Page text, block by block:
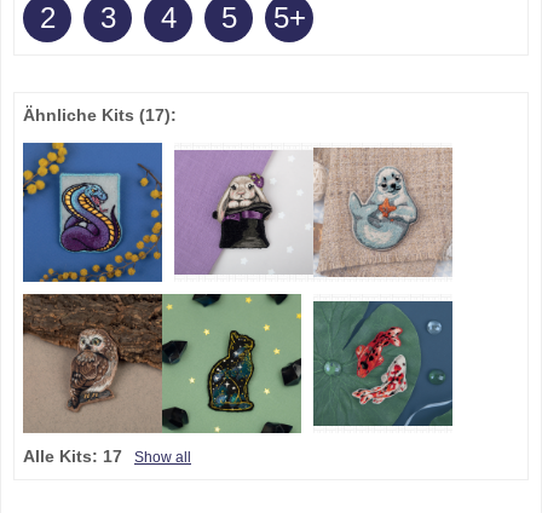
2 3 4 5 5+
Ähnliche Kits (17):
Alle Kits: 17 Show all